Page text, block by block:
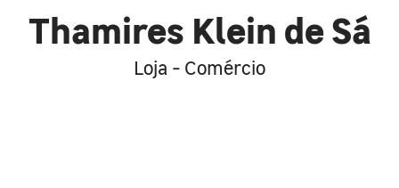
Thamires Klein de Sá
Loja - Comércio